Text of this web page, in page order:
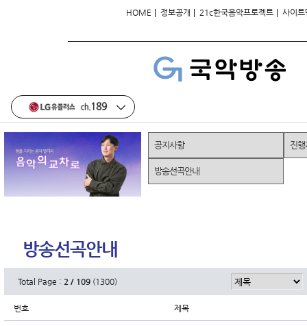
HOME | 정보공개 | 21c한국음악프로젝트 | 사이트
방송선곡안내
Total Page : 2 / 109 (1300)
번호 제목
공지사항 진
방송선곡안내